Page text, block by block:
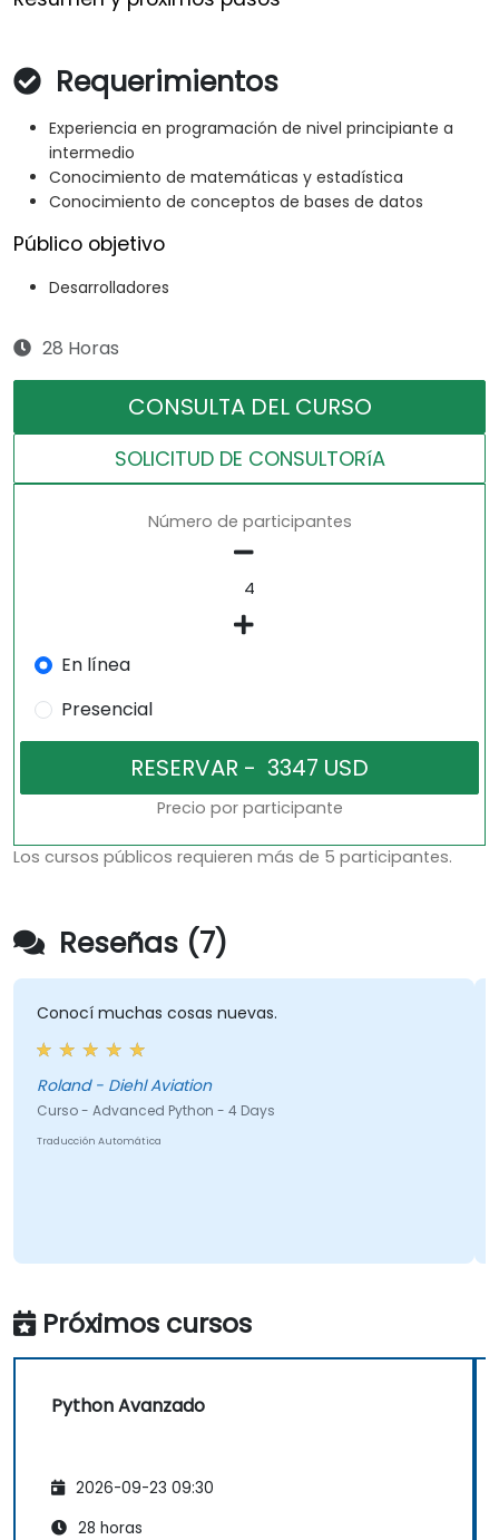
Requerimientos
Experiencia en programación de nivel principiante a
intermedio
Conocimiento de matemáticas y estadística
Conocimiento de conceptos de bases de datos
Público objetivo
Desarrolladores
28 Horas
CONSULTA DEL CURSO
SOLICITUD DE CONSULTORíA
Número de participantes
En línea
Presencial
Precio por participante
Los cursos públicos requieren más de 5 participantes.
Reseñas (7)
Conocí muchas cosas nuevas.
Roland - Diehl Aviation
Curso - Advanced Python - 4 Days
Traducción Automática
Próximos cursos
Python Avanzado
2026-09-23 09:30
28 horas